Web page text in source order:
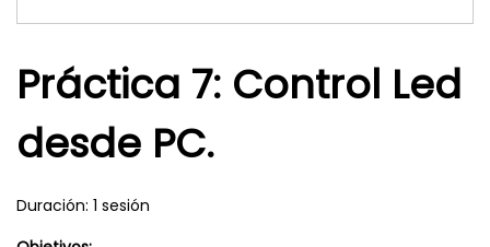
Práctica 7: Control Led
desde PC.
Duración: 1 sesión